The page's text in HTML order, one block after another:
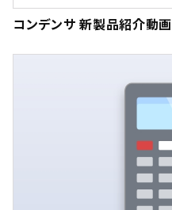
コンデンサ 新製品紹介動画